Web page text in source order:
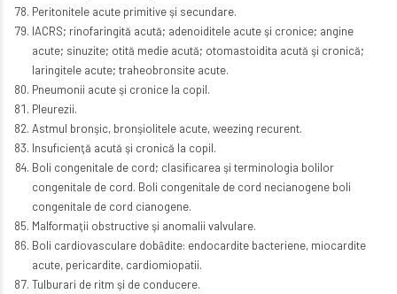
Peritonitele acute primitive şi secundare.
IACRS; rinofaringită acută; adenoiditele acute şi cronice; angine
acute; sinuzite; otită medie acută; otomastoidita acută şi cronică;
laringitele acute; traheobronsite acute.
Pneumonii acute şi cronice la copil.
Pleurezii.
Astmul bronşic, bronşiolitele acute, weezing recurent.
Insuficienţă acută şi cronică la copil.
Boli congenitale de cord; clasificarea şi terminologia bolilor
congenitale de cord. Boli congenitale de cord necianogene boli
congenitale de cord cianogene.
Malformaţii obstructive şi anomalii valvulare.
Boli cardiovasculare dobȃdite: endocardite bacteriene, miocardite
acute, pericardite, cardiomiopatii.
Tulburari de ritm şi de conducere.